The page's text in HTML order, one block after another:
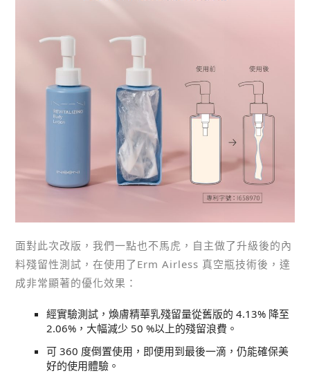
面對此次改版，我們一點也不馬虎，自主做了升級後的內
料殘留性測試，在使用了Erm Airless 真空瓶技術後，達
成非常顯著的優化效果：
經實驗測試，煥膚精華乳殘留量從舊版的 4.13% 降至
2.06%，大幅減少 50 %以上的殘留浪費。
可 360 度倒置使用，即便用到最後一滴，仍能確保美
好的使用體驗。